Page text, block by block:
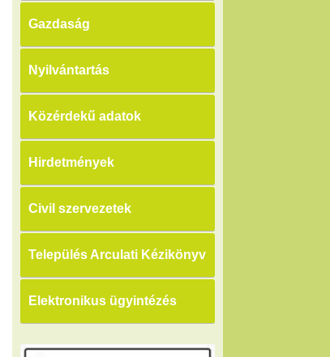
Gazdaság
Nyilvántartás
Közérdekű adatok
Hirdetmények
Civil szervezetek
Település Arculati Kézikönyv
Elektronikus ügyintézés